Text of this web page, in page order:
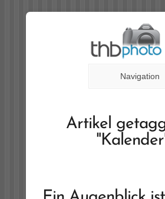
Navigation
Artikel